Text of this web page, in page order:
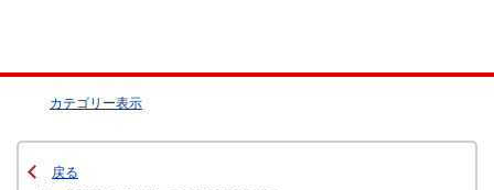
カテゴリー表示
戻る